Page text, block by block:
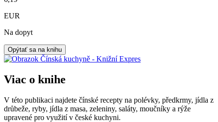
EUR
Na dopyt
Opýtať sa na knihu
Viac o knihe
V této publikaci najdete čínské recepty na polévky, předkrmy, jídla z
drůbeže, ryby, jídla z masa, zeleniny, saláty, moučníky a rýže
upravené pro využití v české kuchyni.